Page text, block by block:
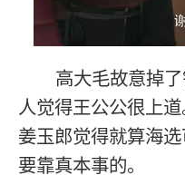
高大毛故意掉
人觉得王公公很上
姜玉郎觉得就算海
要靠真本事的。